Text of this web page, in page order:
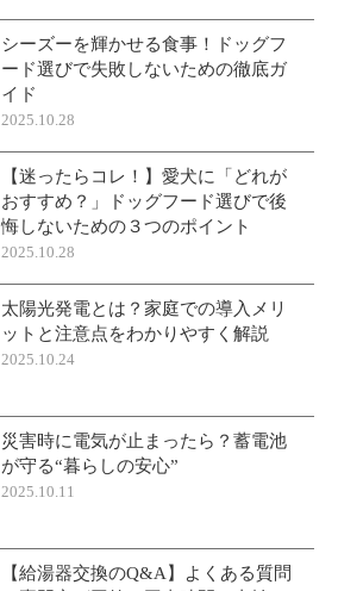
シーズーを輝かせる食事！ドッグフ
ード選びで失敗しないための徹底ガ
イド
2025.10.28
【迷ったらコレ！】愛犬に「どれが
おすすめ？」ドッグフード選びで後
悔しないための３つのポイント
2025.10.28
太陽光発電とは？家庭での導入メリ
ットと注意点をわかりやすく解説
2025.10.24
災害時に電気が止まったら？蓄電池
が守る“暮らしの安心”
2025.10.11
【給湯器交換のQ&A】よくある質問